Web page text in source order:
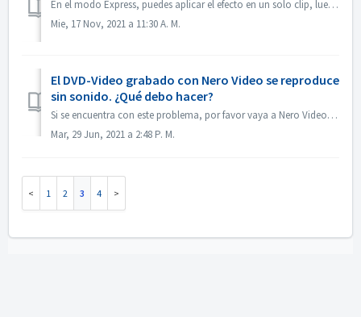
En el modo Express, puedes aplicar el efecto en un solo clip, luego abre el "Control de efectos Express", activa "Aplicar a todos los clips o...
Mie, 17 Nov, 2021 a 11:30 A. M.
El DVD-Video grabado con Nero Video se reproduce
sin sonido. ¿Qué debo hacer?
Si se encuentra con este problema, por favor vaya a Nero Video, previsualice su proyecto fuente. Asegúrese de que antes de grabar, el sonido está bien. Si n...
Mar, 29 Jun, 2021 a 2:48 P. M.
1 2 3 4